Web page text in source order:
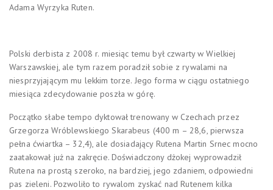
Adama Wyrzyka Ruten.
Polski derbista z 2008 r. miesiąc temu był czwarty w Wielkiej
Warszawskiej, ale tym razem poradził sobie z rywalami na
niesprzyjającym mu lekkim torze. Jego forma w ciągu ostatniego
miesiąca zdecydowanie poszła w górę.
Początko słabe tempo dyktował trenowany w Czechach przez
Grzegorza Wróblewskiego Skarabeus (400 m – 28,6, pierwsza
pełna ćwiartka – 32,4), ale dosiadający Rutena Martin Srnec mocno
zaatakował już na zakręcie. Doświadczony dżokej wyprowadził
Rutena na prostą szeroko, na bardziej, jego zdaniem, odpowiedni
pas zieleni. Pozwoliło to rywalom zyskać nad Rutenem kilka